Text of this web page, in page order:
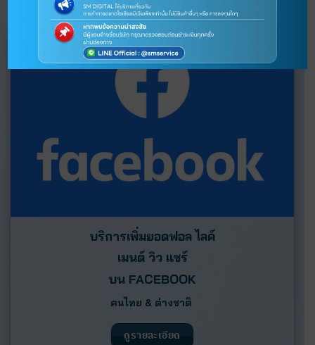
บริการเพิ่มยอดฟอล ไลค์
เมนต์ วิว แชร์
บน FACEBOOK
คนไทย & ต่างชาติ
ดูรายละเอียด